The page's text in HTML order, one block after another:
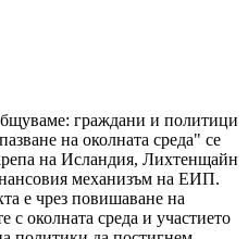
: граждани и политици
на околната среда" се
на Исландия, Лихтенщайн
механизъм на ЕИП.
е чрез повишаване на
с околната среда и участието